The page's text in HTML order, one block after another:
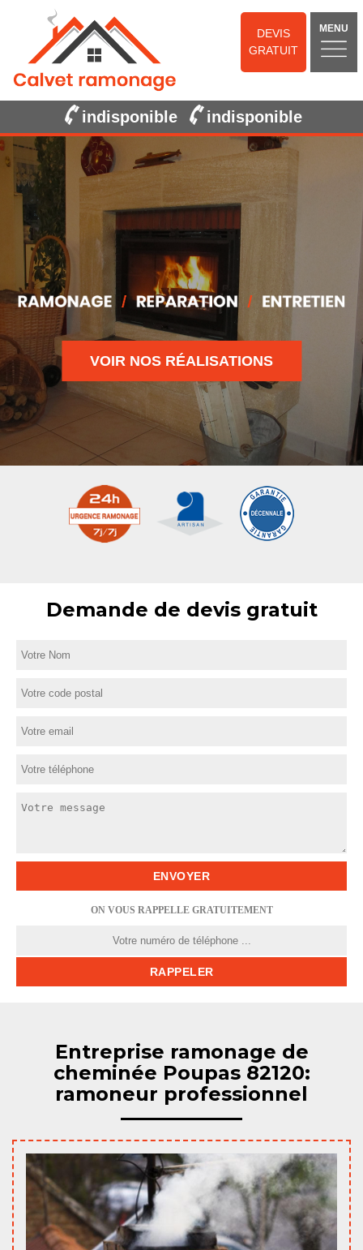
DEVIS
GRATUIT
MENU
indisponible indisponible
VOIR NOS RÉALISATIONS
Demande de devis gratuit
ON VOUS RAPPELLE GRATUITEMENT
Entreprise ramonage de
cheminée Poupas 82120:
ramoneur professionnel